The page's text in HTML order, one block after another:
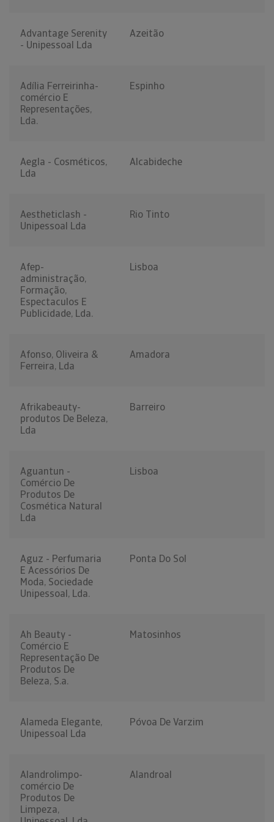
Advantage Serenity
- Unipessoal Lda
Azeitão
Adília Ferreirinha-
comércio E
Representações,
Lda.
Espinho
Aegla - Cosméticos,
Lda
Alcabideche
Aestheticlash -
Unipessoal Lda
Rio Tinto
Afep-
administração,
Formação,
Espectaculos E
Publicidade, Lda.
Lisboa
Afonso, Oliveira &
Ferreira, Lda
Amadora
Afrikabeauty-
produtos De Beleza,
Lda
Barreiro
Aguantun -
Comércio De
Produtos De
Cosmética Natural
Lda
Lisboa
Aguz - Perfumaria
E Acessórios De
Moda, Sociedade
Unipessoal, Lda.
Ponta Do Sol
Ah Beauty -
Comércio E
Representação De
Produtos De
Beleza, S.a.
Matosinhos
Alameda Elegante,
Unipessoal Lda
Póvoa De Varzim
Alandrolimpo-
comércio De
Produtos De
Limpeza,
Alandroal